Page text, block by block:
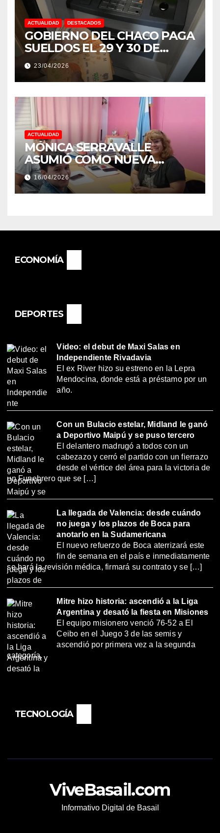
ACTUALIDAD DESTACADOS
GOBIERNO DEL CHACO PAGA
SUELDOS EL 29 Y 30 DE
ABRIL, CON EL 2% DE
AUMENTO
23/04/2026
ACTUALIDAD
MÓNICA SERRAVALLE
ASUMIÓ COMO NUEVA
DIRECTORA DEL E.E.S. N° 82
«RENÉ FAVALORO» DE
BASAIL.
16/04/2026
ECONOMÍA
DEPORTES
Video: el debut de Maxi Salas en
Independiente Rivadavia
El ex River hizo su estreno en la Lepra
Mendocina, donde está a préstamo por un
año.
Con un Bulacio estelar, Midland le ganó
a Deportivo Maipú y se puso tercero
El delantero madrugó a todos con un
cabezazo y cerró el partido con un fierrazo
desde el vértice del área para la victoria de
un Funebrero que se […]
La llegada de Valencia: desde cuándo
no juega y los plazos de Boca para
anotarlo en la Sudamericana
El nuevo refuerzo de Boca aterrizará este
fin de semana en el país e inmediatamente
se hará la revisión médica, firmará su contrato y se […]
Mitre hizo historia: ascendió a la Liga
Argentina y desató la fiesta en Misiones
El equipo misionero venció 76-52 a El
Ceibo en el Juego 3 de las semis y
ascendió por primera vez a la segunda
categoría.
TECNOLOGÍA
ViveBasail.com
Informativo Digital de Basail